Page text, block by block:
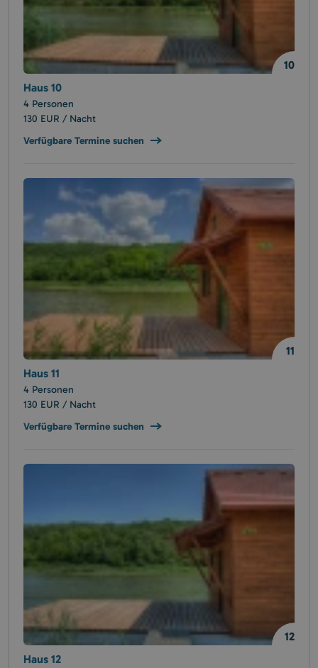
Haus 10
10
4 Personen
130 EUR / Nacht
Verfügbare Termine suchen
Haus 11
11
4 Personen
130 EUR / Nacht
Verfügbare Termine suchen
Haus 12
12